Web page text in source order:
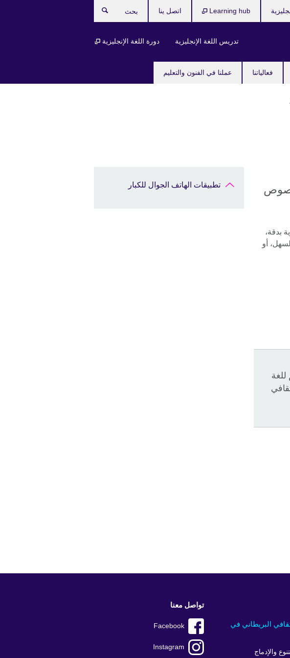
فعالياتنا عملنا في الفنون والتعليم
تدريس اللغة الإنجليزية دورة اللغة الإنجليزية
Learning hub اتصل ينا
بدقة،
أو
تطبيقات الهاتف الجوال للكبار
البريطاني في
والإدماج
تواصل معنا
Facebook
Instagram